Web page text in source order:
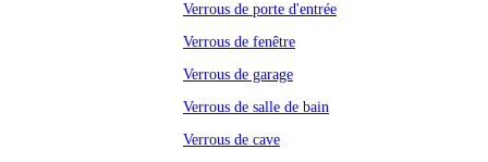
Verrous de porte d'entrée
Verrous de fenêtre
Verrous de garage
Verrous de salle de bain
Verrous de cave